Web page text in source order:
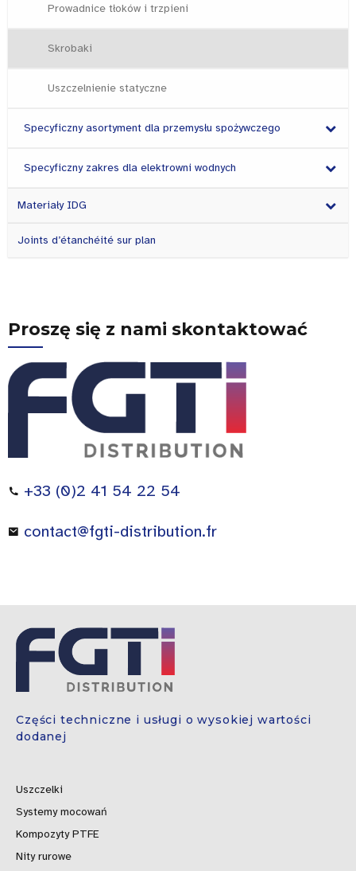
Prowadnice tłoków i trzpieni
Skrobaki
Uszczelnienie statyczne
Specyficzny asortyment dla przemysłu spożywczego
Specyficzny zakres dla elektrowni wodnych
Materiały IDG
Joints d’étanchéité sur plan
Proszę się z nami skontaktować
+33 (0)2 41 54 22 54
contact@fgti-distribution.fr
Części techniczne i usługi o wysokiej wartości
dodanej
Uszczelki
Systemy mocowań
Kompozyty PTFE
Nity rurowe